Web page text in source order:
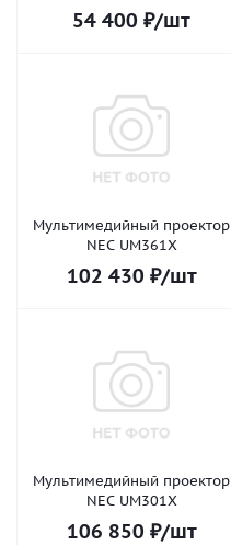
54 400 ₽/шт
Мультимедийный проектор
NEC UM361X
102 430 ₽/шт
Мультимедийный проектор
NEC UM301X
106 850 ₽/шт